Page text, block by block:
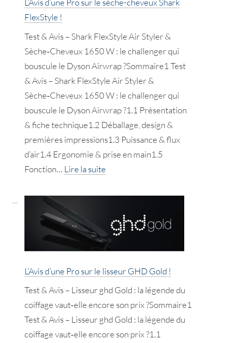
L’Avis d’une Pro sur le sèche-cheveux Shark
FlexStyle !
Test & Avis – Shark FlexStyle Air Styler &
Sèche‑Cheveux 1650 W : le challenger qui
bouscule le Dyson Airwrap ?Sommaire1 Test
& Avis – Shark FlexStyle Air Styler &
Sèche‑Cheveux 1650 W : le challenger qui
bouscule le Dyson Airwrap ?1.1 Présentation
& fiche technique1.2 Déballage, design &
premières impressions1.3 Puissance & flux
d’air1.4 Ergonomie & prise en main1.5
Fonction… Lire la suite
d’une
sur
le
cheveux
Shark
L’Avis d’une Pro sur le lisseur GHD Gold !
Test & Avis – Lisseur ghd Gold : la légende du
coiffage vaut‑elle encore son prix ?Sommaire1
Test & Avis – Lisseur ghd Gold : la légende du
coiffage vaut‑elle encore son prix ?1.1